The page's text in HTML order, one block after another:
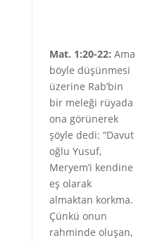
Mat. 1:20-22: Ama
böyle düşünmesi
üzerine Rab’bin
bir meleği rüyada
ona görünerek
şöyle dedi: “Davut
oğlu Yusuf,
Meryem’i kendine
eş olarak
almaktan korkma.
Çünkü onun
rahminde oluşan,